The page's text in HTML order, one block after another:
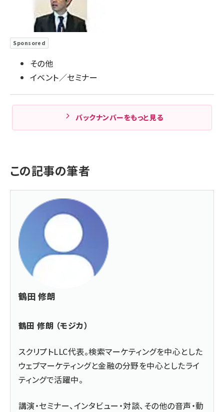
Sponsored
その他
イベント／セミナー
バックナンバーをもっと見る
この記事の筆者
鶴田 修朗
鶴田 修朗 （モジカ）
スクリプトLLC代表。検索マーケティングを中心とした
ウェブマーケティングと金融の分野を中心としたライ
ティングで活躍中。
講演・セミナー、インタビュー・対談、その他の音声・動